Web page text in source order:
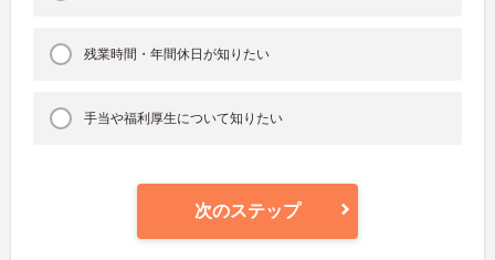
残業時間・年間休日が知りたい
手当や福利厚生について知りたい
次のステップ